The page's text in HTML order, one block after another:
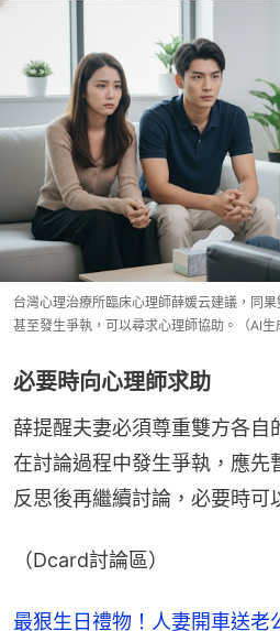
台灣心理治療所臨床心理師薛媛云建議，同
甚至發生爭執，可以尋求心理師協助。（AI生
必要時向心理師求助
薛提醒夫妻必須尊重雙方各自
在討論過程中發生爭執，應先
反思後再繼續討論，必要時可
（Dcard討論區）
最狠生日禮物！人妻開車送